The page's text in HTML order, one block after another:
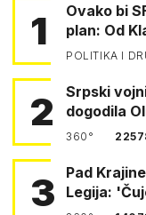
1
Ovako bi
plan: Od
POLITIKA I
2
Srpski
dogodila
360°
3
Pad
Legija: